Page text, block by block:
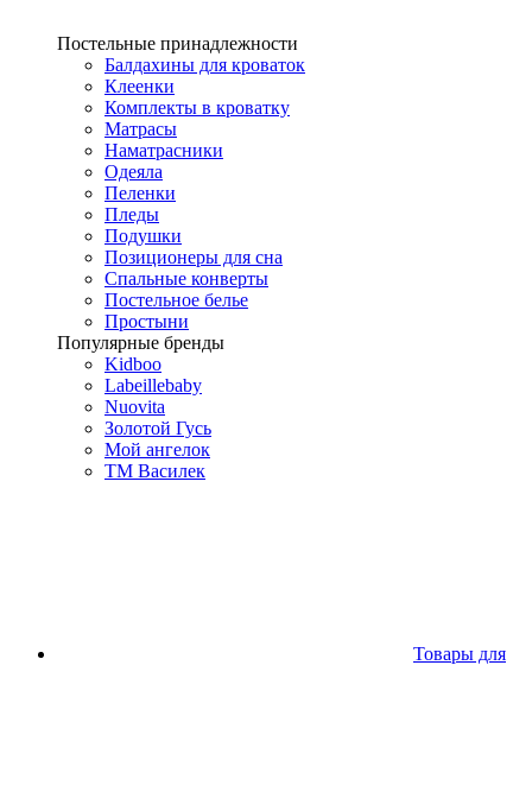
Постельные принадлежности
Балдахины для кроваток
Клеенки
Комплекты в кроватку
Матрасы
Наматрасники
Одеяла
Пеленки
Пледы
Подушки
Позиционеры для сна
Спальные конверты
Постельное белье
Простыни
Популярные бренды
Kidboo
Labeillebaby
Nuovita
Золотой Гусь
Мой ангелок
ТМ Василек
Товары для